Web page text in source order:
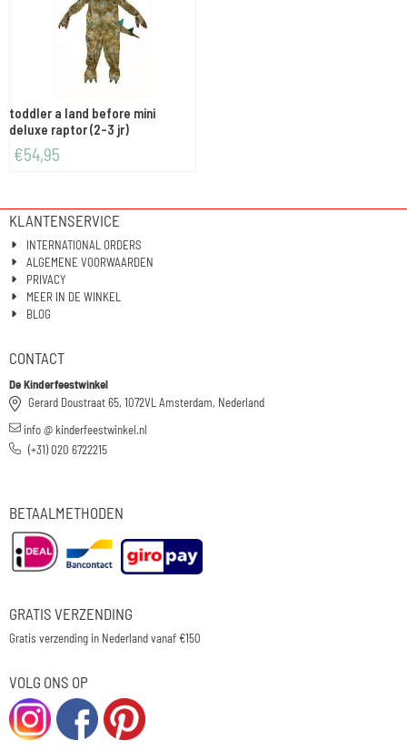
toddler a land before mini
deluxe raptor (2-3 jr)
€54,95
KLANTENSERVICE
INTERNATIONAL ORDERS
ALGEMENE VOORWAARDEN
PRIVACY
MEER IN DE WINKEL
BLOG
CONTACT
De Kinderfeestwinkel
Gerard Doustraat 65, 1072VL Amsterdam, Nederland
info @ kinderfeestwinkel.nl
(+31) 020 6722215
BETAALMETHODEN
GRATIS VERZENDING
Gratis verzending in Nederland vanaf €150
VOLG ONS OP